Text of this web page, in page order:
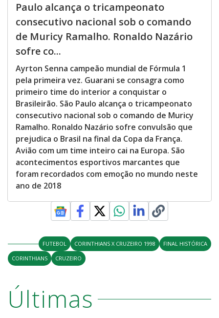
Paulo alcança o tricampeonato
consecutivo nacional sob o comando
de Muricy Ramalho. Ronaldo Nazário
sofre co...
Ayrton Senna campeão mundial de Fórmula 1
pela primeira vez. Guarani se consagra como
primeiro time do interior a conquistar o
Brasileirão. São Paulo alcança o tricampeonato
consecutivo nacional sob o comando de Muricy
Ramalho. Ronaldo Nazário sofre convulsão que
prejudica o Brasil na final da Copa da França.
Avião com um time inteiro cai na Europa. São
acontecimentos esportivos marcantes que
foram recordados com emoção no mundo neste
ano de 2018
FUTEBOL CORINTHIANS X CRUZEIRO 1998
FINAL HISTÓRICA
CORINTHIANS
CRUZEIRO
Últimas